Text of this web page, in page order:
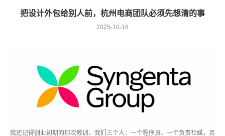
把设计外包给别人前，杭州电商团队必须先想清的事
2025-10-16
我还记得创业初期的那次教训。我们三个人：一个程序员、一个负责社媒，另